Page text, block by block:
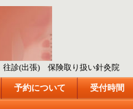
往診(出張) 保険取り扱い針灸院
予約について 受付時間